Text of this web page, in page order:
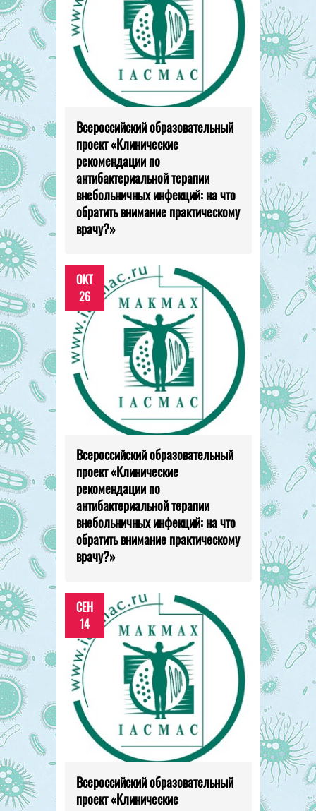
Всероссийский образовательный
проект «Клинические
рекомендации по
антибактериальной терапии
внебольничных инфекций: на что
обратить внимание практическому
врачу?»
ОКТ
26
Всероссийский образовательный
проект «Клинические
рекомендации по
антибактериальной терапии
внебольничных инфекций: на что
обратить внимание практическому
врачу?»
СЕН
14
Всероссийский образовательный
проект «Клинические